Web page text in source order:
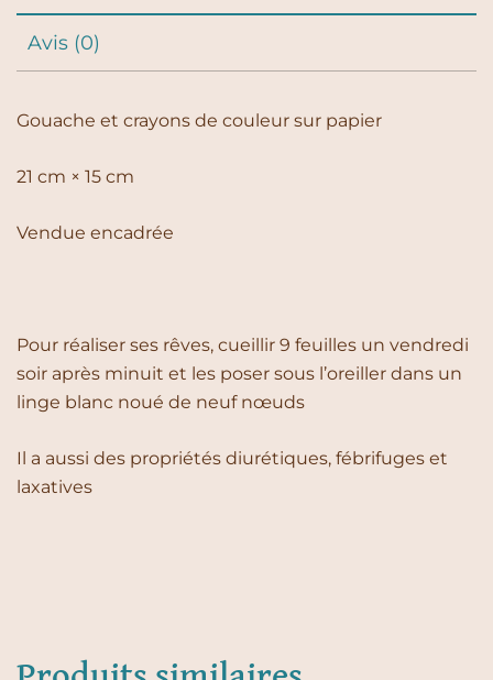
Avis (0)
Gouache et crayons de couleur sur papier
21 cm × 15 cm
Vendue encadrée
Pour réaliser ses rêves, cueillir 9 feuilles un vendredi
soir après minuit et les poser sous l’oreiller dans un
linge blanc noué de neuf nœuds
Il a aussi des propriétés diurétiques, fébrifuges et
laxatives